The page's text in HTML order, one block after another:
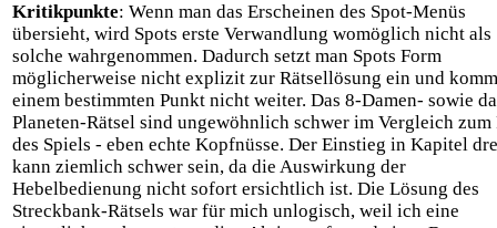
Kritikpunkte: Wenn man das Erscheinen des Spot-Menüs
übersieht, wird Spots erste Verwandlung womöglich nicht als
solche wahrgenommen. Dadurch setzt man Spots Form
möglicherweise nicht explizit zur Rätsellösung ein und
einem bestimmten Punkt nicht weiter. Das 8-Damen- sowie
Planeten-Rätsel sind ungewöhnlich schwer im Vergleich zum
des Spiels - eben echte Kopfnüsse. Der Einstieg in Kapitel
kann ziemlich schwer sein, da die Auswirkung der
Hebelbedienung nicht sofort ersichtlich ist. Die Lösung des
Streckbank-Rätsels war für mich unlogisch, weil ich eine